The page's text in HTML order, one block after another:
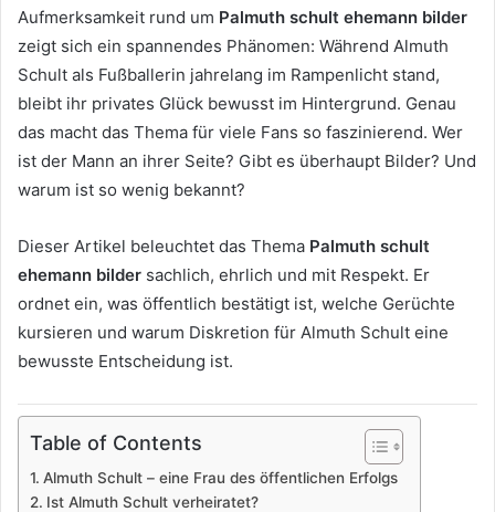
Aufmerksamkeit rund um Palmuth schult ehemann bilder
zeigt sich ein spannendes Phänomen: Während Almuth
Schult als Fußballerin jahrelang im Rampenlicht stand,
bleibt ihr privates Glück bewusst im Hintergrund. Genau
das macht das Thema für viele Fans so faszinierend. Wer
ist der Mann an ihrer Seite? Gibt es überhaupt Bilder? Und
warum ist so wenig bekannt?
Dieser Artikel beleuchtet das Thema Palmuth schult
ehemann bilder sachlich, ehrlich und mit Respekt. Er
ordnet ein, was öffentlich bestätigt ist, welche Gerüchte
kursieren und warum Diskretion für Almuth Schult eine
bewusste Entscheidung ist.
Table of Contents
Almuth Schult – eine Frau des öffentlichen Erfolgs
Ist Almuth Schult verheiratet?